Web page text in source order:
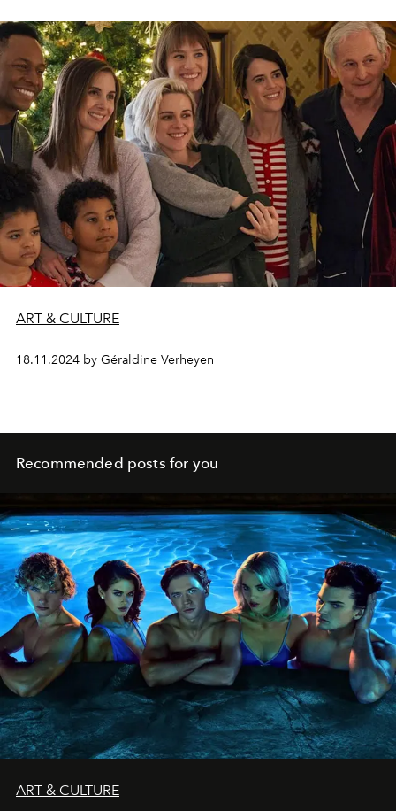
ART & CULTURE
18.11.2024 by Géraldine Verheyen
Recommended posts for you
ART & CULTURE